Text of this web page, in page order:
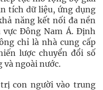
tích dữ liệu, ứng dụng
năng kết nối đa nền
Đông Nam Á. Định
chỉ là nhà cung cấp
lược chuyển đổi số
và ngoài nước.
con người vào trung